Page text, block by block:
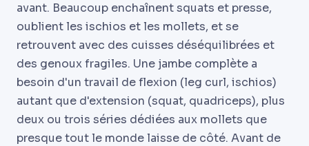
avant. Beaucoup enchaînent squats et presse,
oublient les ischios et les mollets, et se
retrouvent avec des cuisses déséquilibrées et
des genoux fragiles. Une jambe complète a
besoin d'un travail de flexion (leg curl, ischios)
autant que d'extension (squat, quadriceps), plus
deux ou trois séries dédiées aux mollets que
presque tout le monde laisse de côté. Avant de